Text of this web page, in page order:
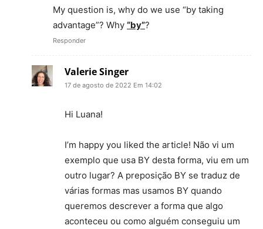
My question is, why do we use “by taking
advantage”? Why “by”?
Responder
Valerie Singer
17 de agosto de 2022 Em 14:02
Hi Luana!
I’m happy you liked the article! Não vi um
exemplo que usa BY desta forma, viu em um
outro lugar? A preposição BY se traduz de
várias formas mas usamos BY quando
queremos descrever a forma que algo
aconteceu ou como alguém conseguiu um